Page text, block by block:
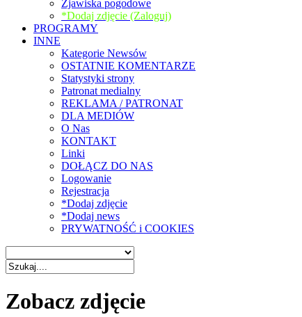
Zjawiska pogodowe
*Dodaj zdjęcie (Zaloguj)
PROGRAMY
INNE
Kategorie Newsów
OSTATNIE KOMENTARZE
Statystyki strony
Patronat medialny
REKLAMA / PATRONAT
DLA MEDIÓW
O Nas
KONTAKT
Linki
DOŁĄCZ DO NAS
Logowanie
Rejestracja
*Dodaj zdjęcie
*Dodaj news
PRYWATNOŚĆ i COOKIES
Zobacz zdjęcie